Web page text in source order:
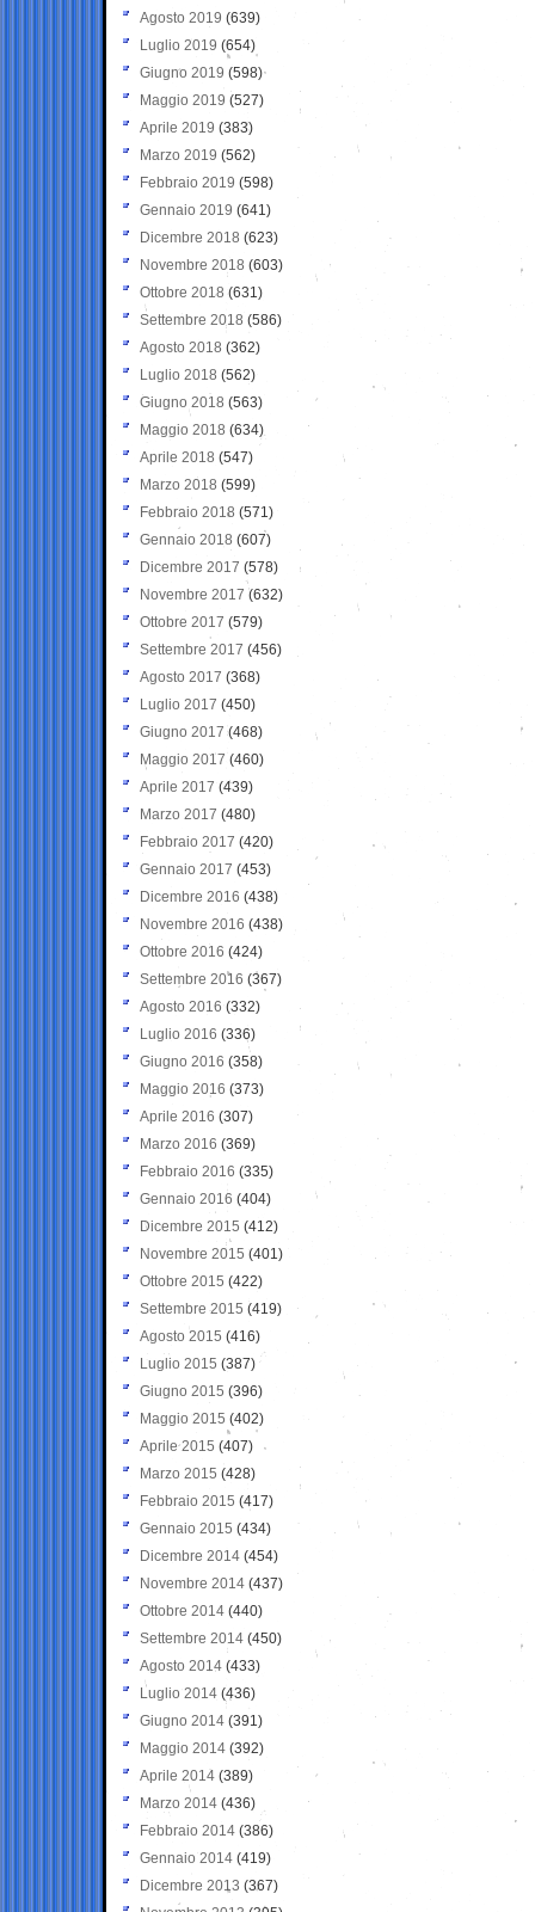
Agosto 2019 (639)
Luglio 2019 (654)
Giugno 2019 (598)
Maggio 2019 (527)
Aprile 2019 (383)
Marzo 2019 (562)
Febbraio 2019 (598)
Gennaio 2019 (641)
Dicembre 2018 (623)
Novembre 2018 (603)
Ottobre 2018 (631)
Settembre 2018 (586)
Agosto 2018 (362)
Luglio 2018 (562)
Giugno 2018 (563)
Maggio 2018 (634)
Aprile 2018 (547)
Marzo 2018 (599)
Febbraio 2018 (571)
Gennaio 2018 (607)
Dicembre 2017 (578)
Novembre 2017 (632)
Ottobre 2017 (579)
Settembre 2017 (456)
Agosto 2017 (368)
Luglio 2017 (450)
Giugno 2017 (468)
Maggio 2017 (460)
Aprile 2017 (439)
Marzo 2017 (480)
Febbraio 2017 (420)
Gennaio 2017 (453)
Dicembre 2016 (438)
Novembre 2016 (438)
Ottobre 2016 (424)
Settembre 2016 (367)
Agosto 2016 (332)
Luglio 2016 (336)
Giugno 2016 (358)
Maggio 2016 (373)
Aprile 2016 (307)
Marzo 2016 (369)
Febbraio 2016 (335)
Gennaio 2016 (404)
Dicembre 2015 (412)
Novembre 2015 (401)
Ottobre 2015 (422)
Settembre 2015 (419)
Agosto 2015 (416)
Luglio 2015 (387)
Giugno 2015 (396)
Maggio 2015 (402)
Aprile 2015 (407)
Marzo 2015 (428)
Febbraio 2015 (417)
Gennaio 2015 (434)
Dicembre 2014 (454)
Novembre 2014 (437)
Ottobre 2014 (440)
Settembre 2014 (450)
Agosto 2014 (433)
Luglio 2014 (436)
Giugno 2014 (391)
Maggio 2014 (392)
Aprile 2014 (389)
Marzo 2014 (436)
Febbraio 2014 (386)
Gennaio 2014 (419)
Dicembre 2013 (367)